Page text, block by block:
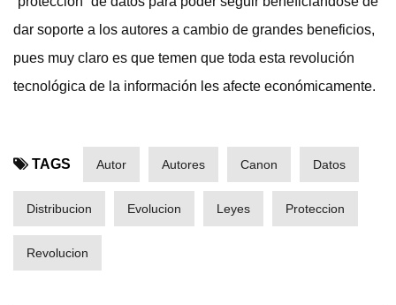
dar soporte a los autores a cambio de grandes beneficios,
pues muy claro es que temen que toda esta revolución
tecnológica de la información les afecte económicamente.
TAGS Autor Autores Canon Datos
Distribucion Evolucion Leyes Proteccion
Revolucion